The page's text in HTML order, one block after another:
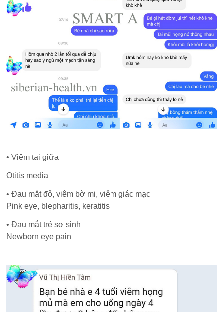
• Viêm tai giữa
Otitis media
• Đau mắt đỏ, viêm bờ mi, viêm giác mạc
Pink eye, blepharitis, keratitis
• Đau mắt trẻ sơ sinh
Newborn eye pain